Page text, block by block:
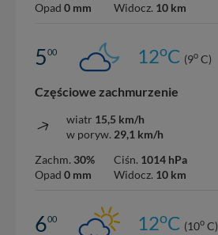
Opad 0 mm
Widocz. 10 km
500 12oC (9o C)
Częściowe zachmurzenie
wiatr 15,5 km/h
w poryw. 29,1 km/h
Zachm. 30%
Opad 0 mm
Ciśn. 1014 hPa
Widocz. 10 km
600 12oC (10o C)